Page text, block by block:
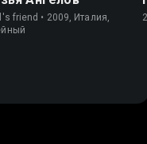
friend • 2009, Италия,